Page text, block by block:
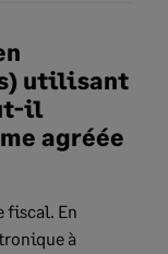
utilisant
il
agréée
fiscal. En
à